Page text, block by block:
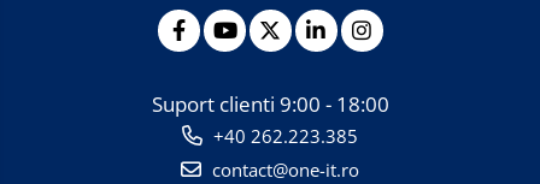
Suport clienti 9:00 - 18:00
+40 262.223.385
contact@one-it.ro